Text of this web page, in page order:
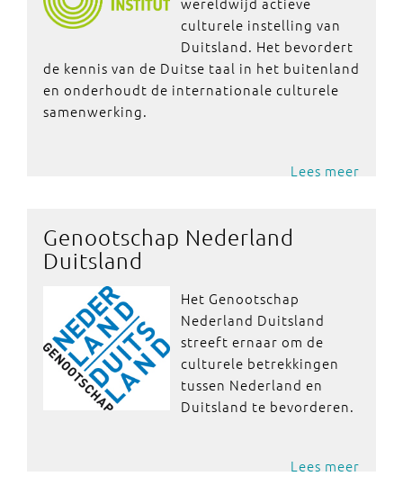
culturele instelling van
Duitsland. Het bevordert
de kennis van de Duitse taal in het buitenland
en onderhoudt de internationale culturele
samenwerking.
Lees meer
Genootschap Nederland
Duitsland
Het Genootschap
Nederland Duitsland
streeft ernaar om de
culturele betrekkingen
tussen Nederland en
Duitsland te bevorderen.
Lees meer